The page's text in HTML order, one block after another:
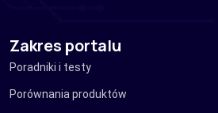
Zakres portalu
Poradniki i testy
Porównania produktów